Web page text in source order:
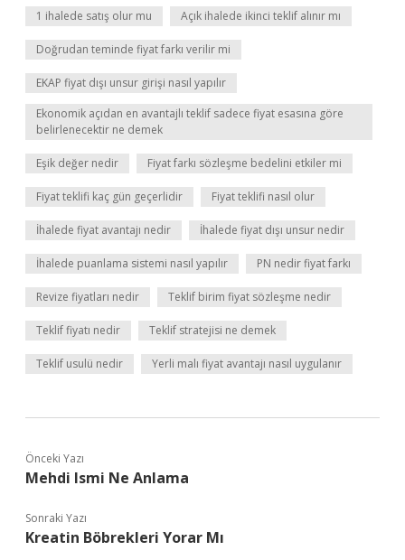
1 ihalede satış olur mu Açık ihalede ikinci teklif alınır mı
Doğrudan teminde fiyat farkı verilir mi
EKAP fiyat dışı unsur girişi nasıl yapılır
Ekonomik açıdan en avantajlı teklif sadece fiyat esasına göre
belirlenecektir ne demek
Eşik değer nedir Fiyat farkı sözleşme bedelini etkiler mi
Fiyat teklifi kaç gün geçerlidir Fiyat teklifi nasıl olur
İhalede fiyat avantajı nedir İhalede fiyat dışı unsur nedir
İhalede puanlama sistemi nasıl yapılır PN nedir fiyat farkı
Revize fiyatları nedir Teklif birim fiyat sözleşme nedir
Teklif fiyatı nedir Teklif stratejisi ne demek
Teklif usulü nedir Yerli malı fiyat avantajı nasıl uygulanır
Önceki Yazı
Mehdi Ismi Ne Anlama
Sonraki Yazı
Kreatin Böbrekleri Yorar Mı